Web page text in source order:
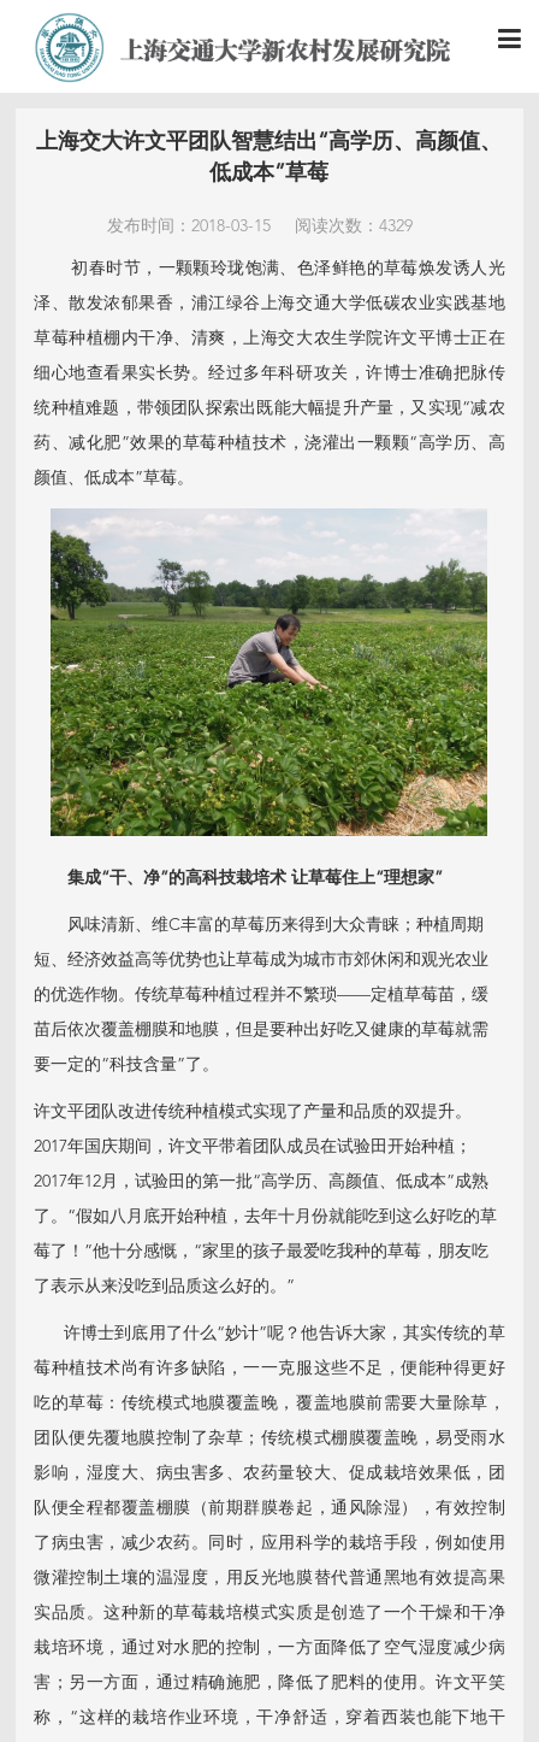
上海交大许文平团队智慧结出“高学历、高颜值、
低成本”草莓
发布时间：2018-03-15 阅读次数：4329
初春时节，一颗颗玲珑饱满、色泽鲜艳的草莓焕发诱人光
泽、散发浓郁果香，浦江绿谷上海交通大学低碳农业实践基地
草莓种植棚内干净、清爽，上海交大农生学院许文平博士正在
细心地查看果实长势。经过多年科研攻关，许博士准确把脉传
统种植难题，带领团队探索出既能大幅提升产量，又实现“减农
药、减化肥”效果的草莓种植技术，浇灌出一颗颗“高学历、高
颜值、低成本”草莓。
集成“干、净”的高科技栽培术 让草莓住上“理想家”
风味清新、维C丰富的草莓历来得到大众青睐；种植周期
短、经济效益高等优势也让草莓成为城市市郊休闲和观光农业
的优选作物。传统草莓种植过程并不繁琐——定植草莓苗，缓
苗后依次覆盖棚膜和地膜，但是要种出好吃又健康的草莓就需
要一定的“科技含量”了。
许文平团队改进传统种植模式实现了产量和品质的双提升。
2017年国庆期间，许文平带着团队成员在试验田开始种植；
2017年12月，试验田的第一批“高学历、高颜值、低成本”成熟
了。“假如八月底开始种植，去年十月份就能吃到这么好吃的草
莓了！”他十分感慨，“家里的孩子最爱吃我种的草莓，朋友吃
了表示从来没吃到品质这么好的。”
许博士到底用了什么“妙计”呢？他告诉大家，其实传统的草
莓种植技术尚有许多缺陷，一一克服这些不足，便能种得更好
吃的草莓：传统模式地膜覆盖晚，覆盖地膜前需要大量除草，
团队便先覆地膜控制了杂草；传统模式棚膜覆盖晚，易受雨水
影响，湿度大、病虫害多、农药量较大、促成栽培效果低，团
队便全程都覆盖棚膜（前期群膜卷起，通风除湿），有效控制
了病虫害，减少农药。同时，应用科学的栽培手段，例如使用
微灌控制土壤的温湿度，用反光地膜替代普通黑地有效提高果
实品质。这种新的草莓栽培模式实质是创造了一个干燥和干净
栽培环境，通过对水肥的控制，一方面降低了空气湿度减少病
害；另一方面，通过精确施肥，降低了肥料的使用。许文平笑
称，“这样的栽培作业环境，干净舒适，穿着西装也能下地干